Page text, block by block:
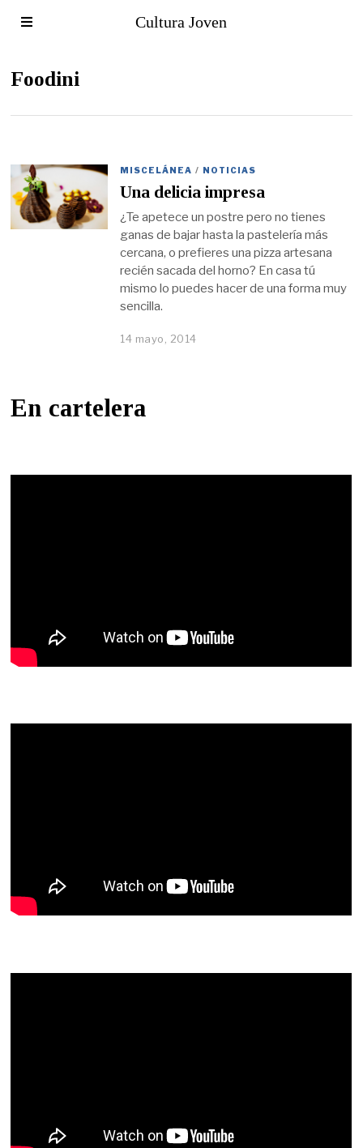
Cultura Joven
Foodini
MISCELÁNEA / NOTICIAS
Una delicia impresa
¿Te apetece un postre pero no tienes
ganas de bajar hasta la pastelería más
cercana, o prefieres una pizza artesana
recién sacada del horno? En casa tú
mismo lo puedes hacer de una forma muy
sencilla.
14 mayo, 2014
En cartelera